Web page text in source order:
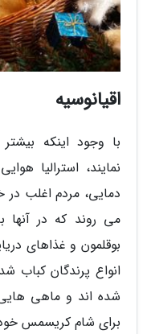
اقیانوسیه
با وجود اینکه
نمایند، استرالیا
دمایی، مردم اغلب در
می روند که در آنها
بوقلمون و غذاهای
انواع پرندگان کباب
شده اند و ماهی
برای شام کریسمس